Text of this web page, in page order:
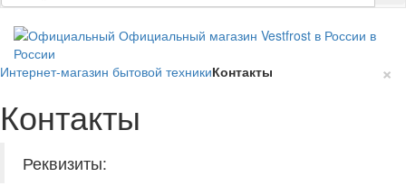
×
Интернет-магазин бытовой техникиКонтакты
Контакты
Реквизиты: